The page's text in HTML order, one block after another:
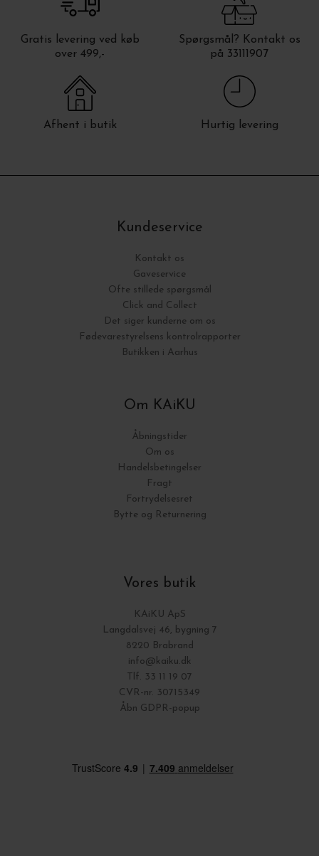
Gratis levering ved køb
over 499,-
Spørgsmål? Kontakt os
på 33111907
Afhent i butik Hurtig levering
Kundeservice
Kontakt os
Gaveservice
Ofte stillede spørgsmål
Click and Collect
Det siger kunderne om os
Fødevarestyrelsens kontrolrapporter
Butikken i Aarhus
Om KAiKU
Åbningstider
Om os
Handelsbetingelser
Fragt
Fortrydelsesret
Bytte og Returnering
Vores butik
KAiKU ApS
Langdalsvej 46, bygning 7
8220 Brabrand
info@kaiku.dk
Tlf. 33 11 19 07
CVR-nr. 30715349
Åbn GDPR-popup